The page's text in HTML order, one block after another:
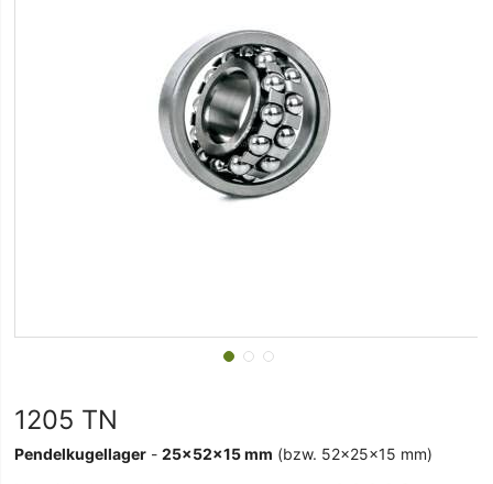
1205 TN
Pendelkugellager -25x52x15 mm (bzw. 52x25x15 mm)